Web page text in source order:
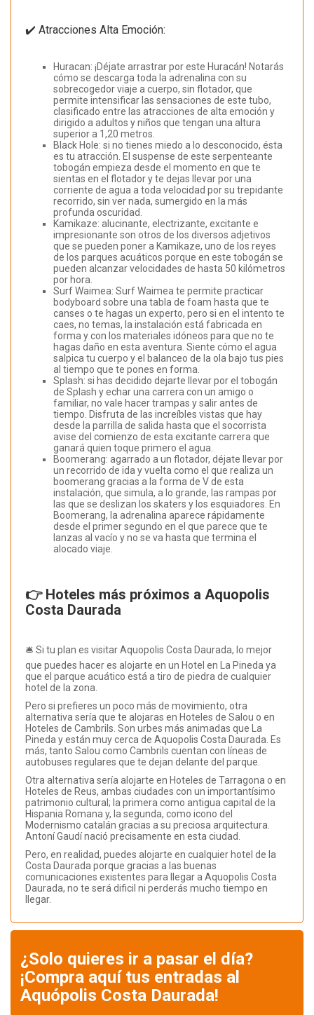
✔️ Atracciones Alta Emoción:
Huracan: ¡Déjate arrastrar por este Huracán! Notarás
cómo se descarga toda la adrenalina con su
sobrecogedor viaje a cuerpo, sin flotador, que
permite intensificar las sensaciones de este tubo,
clasificado entre las atracciones de alta emoción y
dirigido a adultos y niños que tengan una altura
superior a 1,20 metros.
Black Hole: si no tienes miedo a lo desconocido, ésta
es tu atracción. El suspense de este serpenteante
tobogán empieza desde el momento en que te
sientas en el flotador y te dejas llevar por una
corriente de agua a toda velocidad por su trepidante
recorrido, sin ver nada, sumergido en la más
profunda oscuridad.
Kamikaze: alucinante, electrizante, excitante e
impresionante son otros de los diversos adjetivos
que se pueden poner a Kamikaze, uno de los reyes
de los parques acuáticos porque en este tobogán se
pueden alcanzar velocidades de hasta 50 kilómetros
por hora.
Surf Waimea: Surf Waimea te permite practicar
bodyboard sobre una tabla de foam hasta que te
canses o te hagas un experto, pero si en el intento te
caes, no temas, la instalación está fabricada en
forma y con los materiales idóneos para que no te
hagas daño en esta aventura. Siente cómo el agua
salpica tu cuerpo y el balanceo de la ola bajo tus pies
al tiempo que te pones en forma.
Splash: si has decidido dejarte llevar por el tobogán
de Splash y echar una carrera con un amigo o
familiar, no vale hacer trampas y salir antes de
tiempo. Disfruta de las increíbles vistas que hay
desde la parrilla de salida hasta que el socorrista
avise del comienzo de esta excitante carrera que
ganará quien toque primero el agua.
Boomerang: agarrado a un flotador, déjate llevar por
un recorrido de ida y vuelta como el que realiza un
boomerang gracias a la forma de V de esta
instalación, que simula, a lo grande, las rampas por
las que se deslizan los skaters y los esquiadores. En
Boomerang, la adrenalina aparece rápidamente
desde el primer segundo en el que parece que te
lanzas al vacío y no se va hasta que termina el
alocado viaje.
👉 Hoteles más próximos a Aquopolis
Costa Daurada
🛎️ Si tu plan es visitar Aquopolis Costa Daurada, lo mejor
que puedes hacer es alojarte en un Hotel en La Pineda ya
que el parque acuático está a tiro de piedra de cualquier
hotel de la zona.
Pero si prefieres un poco más de movimiento, otra
alternativa sería que te alojaras en Hoteles de Salou o en
Hoteles de Cambrils. Son urbes más animadas que La
Pineda y están muy cerca de Aquopolis Costa Daurada. Es
más, tanto Salou como Cambrils cuentan con líneas de
autobuses regulares que te dejan delante del parque.
Otra alternativa sería alojarte en Hoteles de Tarragona o en
Hoteles de Reus, ambas ciudades con un importantísimo
patrimonio cultural; la primera como antigua capital de la
Hispania Romana y, la segunda, como icono del
Modernismo catalán gracias a su preciosa arquitectura.
Antoní Gaudí nació precisamente en esta ciudad.
Pero, en realidad, puedes alojarte en cualquier hotel de la
Costa Daurada porque gracias a las buenas
comunicaciones existentes para llegar a Aquopolis Costa
Daurada, no te será dificil ni perderás mucho tiempo en
llegar.
¿Solo quieres ir a pasar el día?
¡Compra aquí tus entradas al
Aquópolis Costa Daurada!